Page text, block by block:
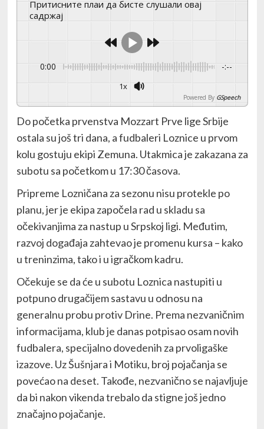
Притисните плаи да бисте слушали овај
садржај
0:00 -:--
1x
Powered By GSpeech
Do početka prvenstva Mozzart Prve lige Srbije
ostala su još tri dana, a fudbaleri Loznice u prvom
kolu gostuju ekipi Zemuna. Utakmica je zakazana za
subotu sa početkom u 17:30 časova.
Pripreme Lozničana za sezonu nisu protekle po
planu, jer je ekipa započela rad u skladu sa
očekivanjima za nastup u Srpskoj ligi. Međutim,
razvoj događaja zahtevao je promenu kursa – kako
u treninzima, tako i u igračkom kadru.
Očekuje se da će u subotu Loznica nastupiti u
potpuno drugačijem sastavu u odnosu na
generalnu probu protiv Drine. Prema nezvaničnim
informacijama, klub je danas potpisao osam novih
fudbalera, specijalno dovedenih za prvoligaške
izazove. Uz Šušnjara i Motiku, broj pojačanja se
povećao na deset. Takođe, nezvanično se najavljuje
da bi nakon vikenda trebalo da stigne još jedno
značajno pojačanje.